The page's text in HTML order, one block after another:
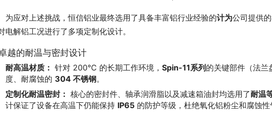
对上述挑战，恒信铝业最终选用了具备丰富铝行业经验的计为公司提供的
电解铝工况进行了多项定制化设计。
越的耐温与密封设计
耐高温材质： 针对 200°C 的长期工作环境， Spin-11系列的关键部件（法兰
度、耐腐蚀的 304 不锈钢。
定制化耐温密封： 核心的密封件、轴承润滑脂以及减速箱油封均选用了耐温
计保证了设备在高温下仍能保持 IP65 的防护等级，杜绝氧化铝粉尘和腐蚀